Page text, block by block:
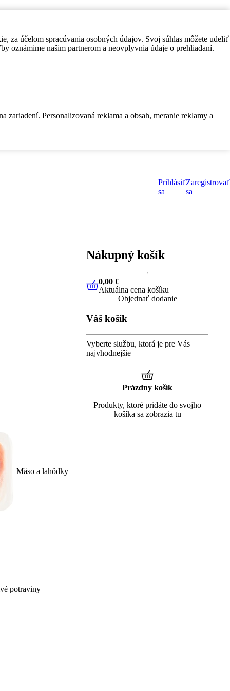
za účelom spracúvania osobných údajov. Svoj súhlas môžete udeliť
oznámime našim partnerom a neovplyvnia údaje o prehliadaní.
Personalizovaná reklama a obsah, meranie reklamy a
Prihlásiť
sa
Zaregistrovať
sa
Mäso a lahôdky
potraviny
Nákupný košík
0,00 €Aktuálna cena košíku
0,00 €
Aktuálna cena košíku
Objednať dodanie
Váš košík
Vyberte službu, ktorá je pre Vás
najvhodnejšie
Prázdny košík
Produkty, ktoré pridáte do svojho
košíka sa zobrazia tu